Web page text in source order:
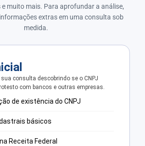
muito mais. Para aprofundar a análise,
extras em uma consulta sob
medida.
consulta descobrindo se o CNPJ
com bancos e outras empresas.
de existência do CNPJ
básicos
Receita Federal